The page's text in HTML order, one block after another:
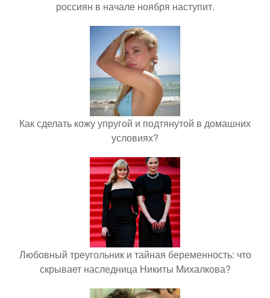
россиян в начале ноября наступит.
Как сделать кожу упругой и подтянутой в домашних
условиях?
Любовный треугольник и тайная беременность: что
скрывает наследница Никиты Михалкова?